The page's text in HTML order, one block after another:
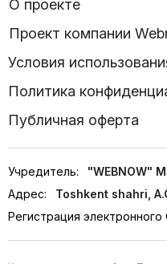
О проекте
Проект компании
Условия
Политика
Публичная оферта
Учредитель:
"WEBNOW"
Адрес:
Toshkent shahri,
Регистрация